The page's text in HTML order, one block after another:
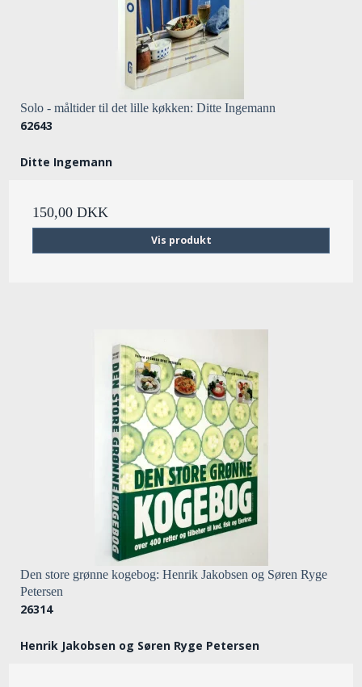
Solo - måltider til det lille køkken: Ditte Ingemann
62643
Ditte Ingemann
150,00 DKK
Vis produkt
Den store grønne kogebog: Henrik Jakobsen og Søren Ryge
Petersen
26314
Henrik Jakobsen og Søren Ryge Petersen